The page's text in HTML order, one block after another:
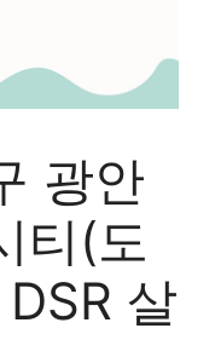
광안
티(도
살